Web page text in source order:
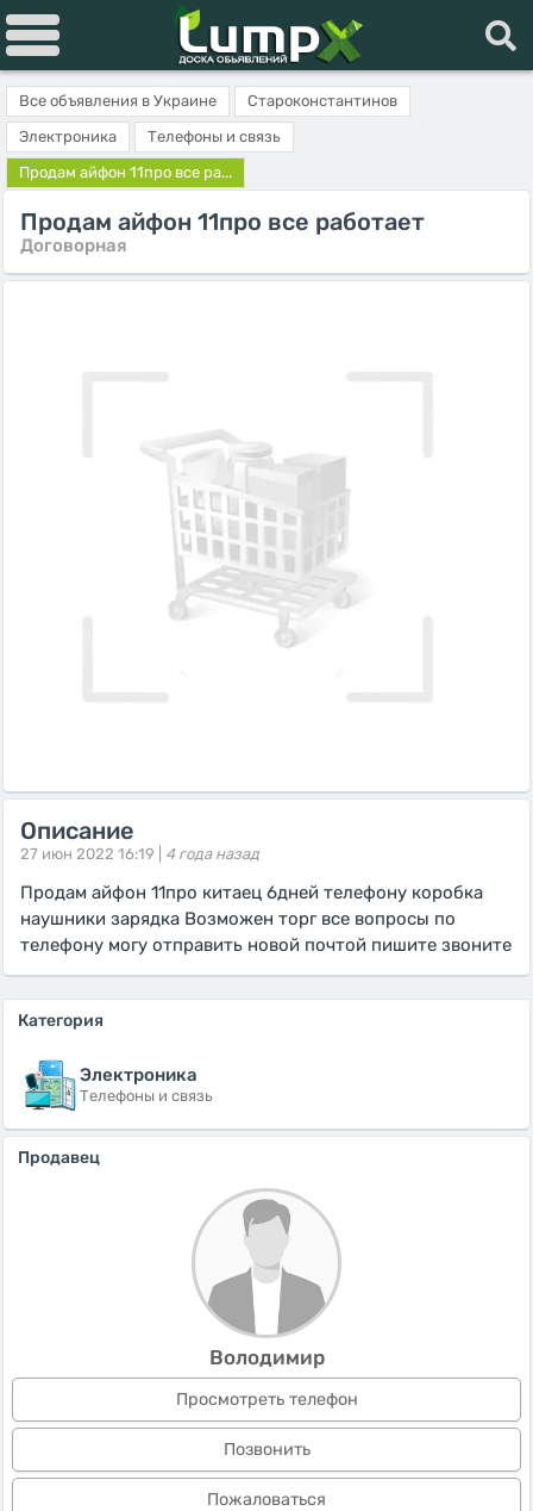
Все объявления в Украине
Староконстантинов
Электроника
Телефоны и связь
Продам айфон 11про все ра...
Продам айфон 11про все работает
Договорная
Описание
27 июн 2022 16:19 | 4 года назад
Продам айфон 11про китаец 6дней телефону коробка
наушники зарядка Возможен торг все вопросы по
телефону могу отправить новой почтой пишите звоните
Категория
Электроника
Телефоны и связь
Продавец
Володимир
Просмотреть телефон
Позвонить
Пожаловаться